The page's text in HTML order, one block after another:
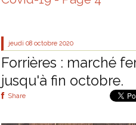
jeudi 08 octobre 2020
Forrières : marché
jusqu'à fin octobre.
Share